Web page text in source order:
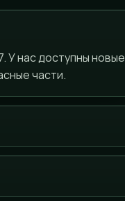
У нас доступны новые
части.